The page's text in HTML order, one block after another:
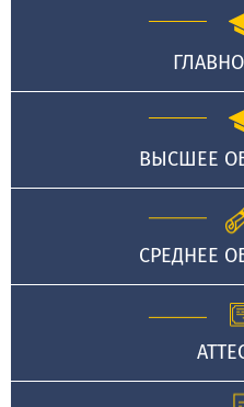
ВЫСШЕЕ
СРЕДНЕЕ